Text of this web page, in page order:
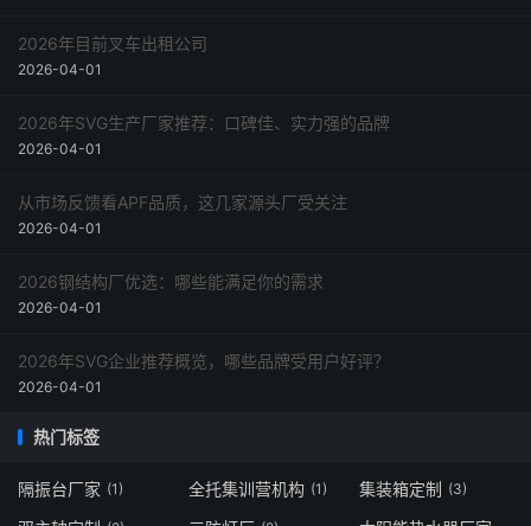
2026年目前叉车出租公司
2026-04-01
2026年SVG生产厂家推荐：口碑佳、实力强的品牌
2026-04-01
从市场反馈看APF品质，这几家源头厂受关注
2026-04-01
2026钢结构厂优选：哪些能满足你的需求
2026-04-01
2026年SVG企业推荐概览，哪些品牌受用户好评？
2026-04-01
热门标签
隔振台厂家 (1) 全托集训营机构 (1) 集装箱定制 (3)